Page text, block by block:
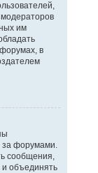
им
в
за форумами.
сообщения,
и объединять